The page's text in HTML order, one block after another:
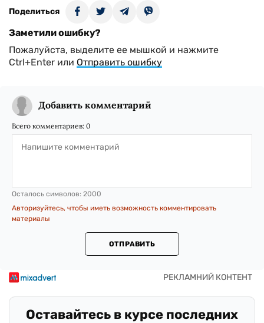
Поделиться
Заметили ошибку?
Пожалуйста, выделите ее мышкой и нажмите
Ctrl+Enter или Отправить ошибку
Добавить комментарий
Всего комментариев: 0
Осталось символов: 2000
Авторизуйтесь, чтобы иметь возможность комментировать
материалы
ОТПРАВИТЬ
Оставайтесь в курсе последних